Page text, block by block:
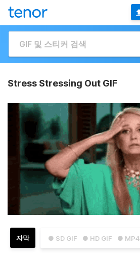
Stress Stressing Out GIF
● SD GIF ● HD GIF ● MP4
자막